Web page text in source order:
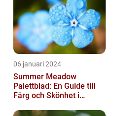
06 januari 2024
Summer Meadow
Palettblad: En Guide till
Färg och Skönhet i